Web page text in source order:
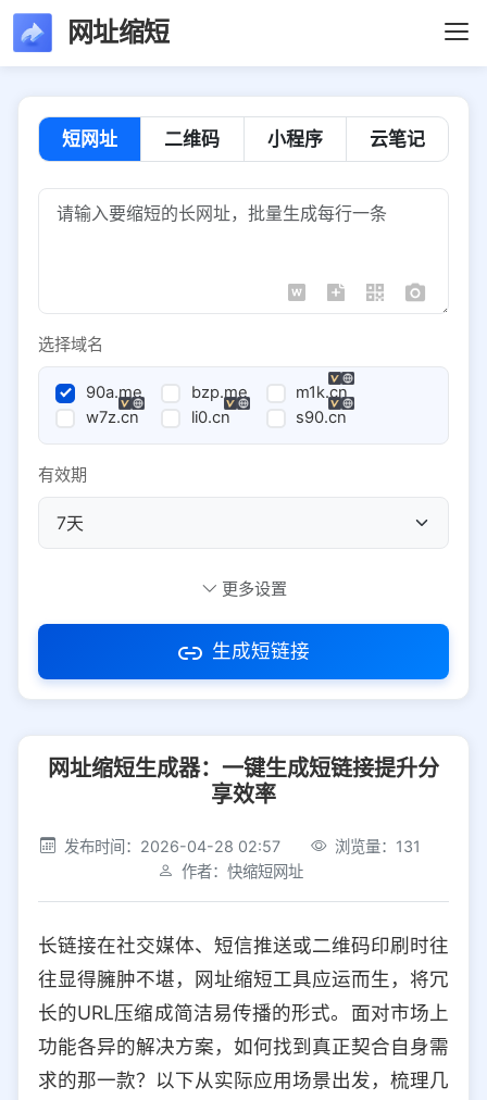
网址缩短
短网址 二维码 小程序 云笔记
选择域名
90a.me bzp.me
m1k.cn
w7z.cn
li0.cn s90.cn
有效期
访问密码
社交平台 电商平台
选择防红平台类型，避免链接被拦截
平台设置
iOS Android PC 其他
选择允许访问的平台类型
更多设置
生成短链接
网址缩短生成器：一键生成短链接提升分
享效率
发布时间：2026-04-28 02:57
浏览量：131
作者：快缩短网址
长链接在社交媒体、短信推送或二维码印刷时往
往显得臃肿不堪，网址缩短工具应运而生，将冗
长的URL压缩成简洁易传播的形式。面对市场上
功能各异的解决方案，如何找到真正契合自身需
求的那一款？以下从实际应用场景出发，梳理几